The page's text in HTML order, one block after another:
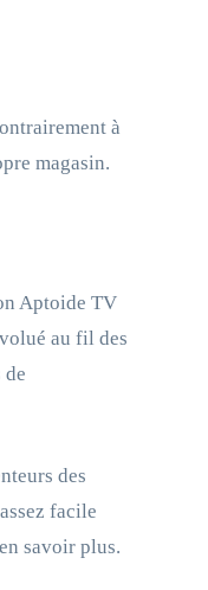
à
magasin.
Aptoide TV
au fil des
de
des
facile
savoir plus.